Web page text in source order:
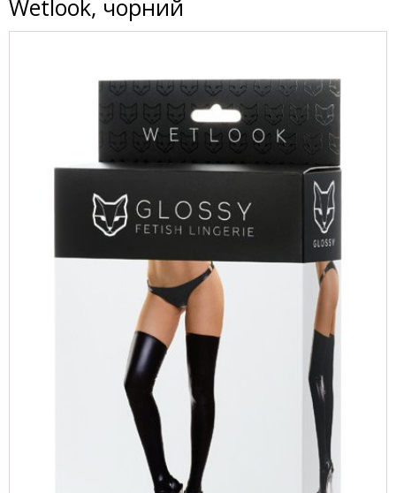
Wetlook, чорний